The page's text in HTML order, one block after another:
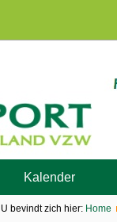
Kalender
U bevindt zich hier: Home